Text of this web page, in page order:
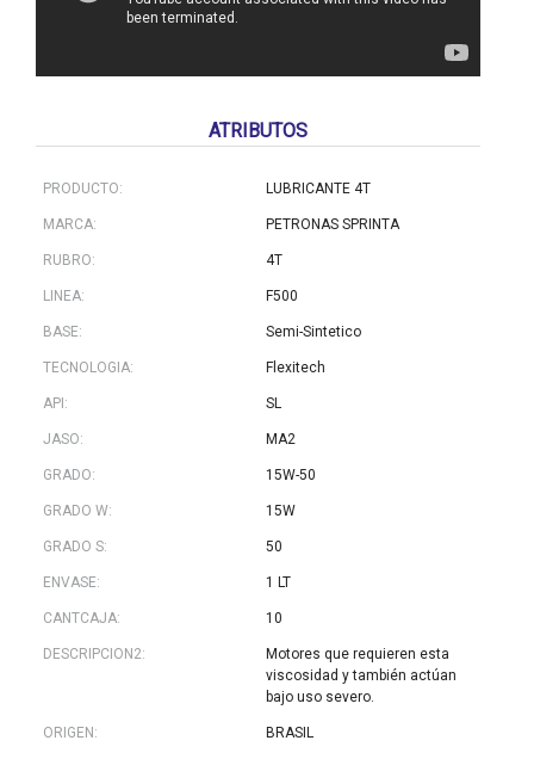
ATRIBUTOS
PRODUCTO: LUBRICANTE 4T
MARCA: PETRONAS SPRINTA
RUBRO: 4T
LINEA: F500
BASE: Semi-Sintetico
TECNOLOGIA: Flexitech
API: SL
JASO: MA2
GRADO: 15W-50
GRADO W: 15W
GRADO S: 50
ENVASE: 1 LT
CANTCAJA: 10
DESCRIPCION2:
Motores que requieren esta
viscosidad y también actúan
bajo uso severo.
ORIGEN: BRASIL